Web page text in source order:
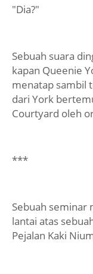
"Dia?"
Sebuah suara
kapan Queenie
menatap sambil
dari York
Courtyard oleh
***
Sebuah seminar
lantai atas
Pejalan Kaki